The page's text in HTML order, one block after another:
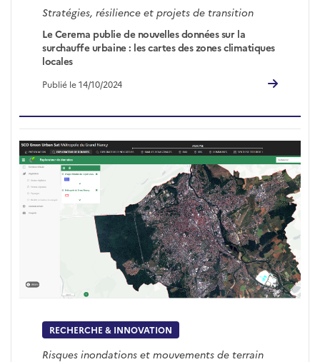
Stratégies, résilience et projets de transition
Le Cerema publie de nouvelles données sur la
surchauffe urbaine : les cartes des zones climatiques
locales
Publié le 14/10/2024
RECHERCHE & INNOVATION
Risques inondations et mouvements de terrain